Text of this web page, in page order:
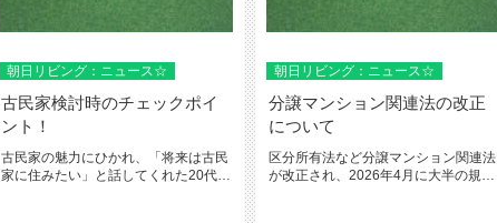
朝日リビング：ニュース☆
古民家検討時のチェックポイ
ント！
古民家の魅力にひかれ、「将来は古民
家に住みたい」と話してくれた20代の
朝日リビング：ニュース☆
分譲マンション関連法の改正
について
区分所有法など分譲マンション関連法
が改正され、2026年4月に大半の規定